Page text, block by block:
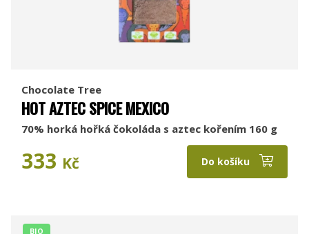
Chocolate Tree
HOT AZTEC SPICE MEXICO
70% horká hořká čokoláda s aztec kořením 160 g
333 Kč Do košíku
BIO